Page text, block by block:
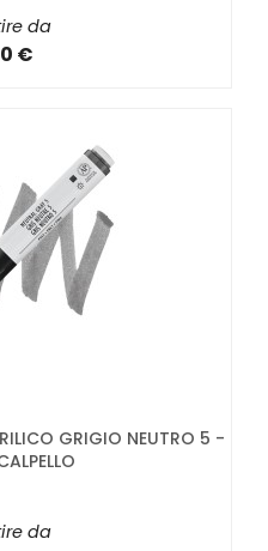
da
€
GRIGIO NEUTRO 5 -
da